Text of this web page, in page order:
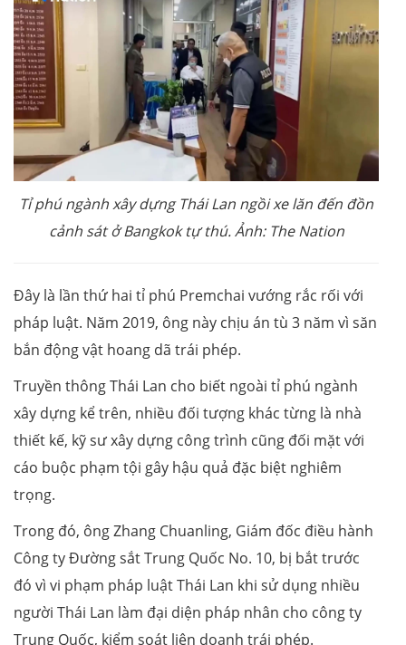
Tỉ phú ngành xây dựng Thái Lan ngồi xe lăn đến đồn
cảnh sát ở Bangkok tự thú. Ảnh: The Nation
Đây là lần thứ hai tỉ phú Premchai vướng rắc rối với
pháp luật. Năm 2019, ông này chịu án tù 3 năm vì săn
bắn động vật hoang dã trái phép.
Truyền thông Thái Lan cho biết ngoài tỉ phú ngành
xây dựng kể trên, nhiều đối tượng khác từng là nhà
thiết kế, kỹ sư xây dựng công trình cũng đối mặt với
cáo buộc phạm tội gây hậu quả đặc biệt nghiêm
trọng.
Trong đó, ông Zhang Chuanling, Giám đốc điều hành
Công ty Đường sắt Trung Quốc No. 10, bị bắt trước
đó vì vi phạm pháp luật Thái Lan khi sử dụng nhiều
người Thái Lan làm đại diện pháp nhân cho công ty
Trung Quốc, kiểm soát liên doanh trái phép.